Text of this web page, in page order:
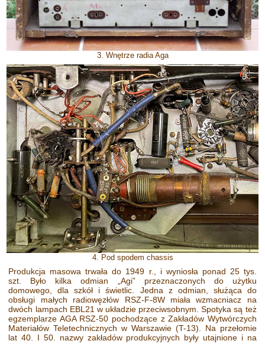
3. Wnętrze radia Aga
4. Pod spodem chassis
Produkcja masowa trwała do 1949 r., i wyniosła ponad 25 tys.
szt. Było kilka odmian „Agi” przeznaczonych do użytku
domowego, dla szkół i świetlic. Jedna z odmian, służąca do
obsługi małych radiowęzłów RSZ-F-8W miała wzmacniacz na
dwóch lampach EBL21 w układzie przeciwsobnym. Spotyka są też
egzemplarze AGA RSZ-50 pochodzące z Zakładów Wytwórczych
Materiałów Teletechnicznych w Warszawie (T-13). Na przełomie
lat 40. I 50. nazwy zakładów produkcyjnych były utajnione i na